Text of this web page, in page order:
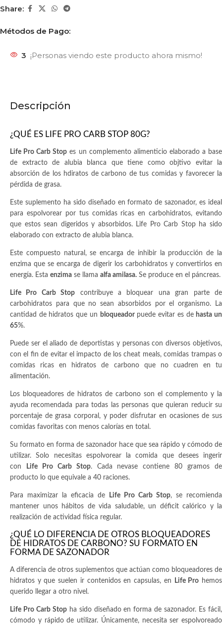
Share:
Métodos de Pago:
3 ¡Personas viendo este producto ahora mismo!
Descripción
¿QUÉ ES LIFE PRO CARB STOP 80G?
Life Pro Carb Stop es un complemento alimenticio elaborado a base
de extracto de alubia blanca que tiene como objtivo evitar la
absorción de los hdiratos de carbono de tus comidas y favorecer la
pérdida de grasa.
Este suplemento ha sido diseñado en formato de sazonador, es ideal
para espolvorear por tus comidas ricas en carbohidratos, evitando
que estos sean digeridos y absorbidos. Life Pro Carb Stop ha sido
elaborado con extracto de alubia blanca.
Este compuesto natural, se encarga de inhibir la producción de la
enzima que se encarga de digerir los carbohidratos y convertirlos en
energía. Esta enzima se llama alfa amilasa. Se produce en el páncreas.
Life Pro Carb Stop contribuye a bloquear una gran parte de
carbohidratos para que no sean absorbidos por el organismo. La
cantidad de hidratos que un bloqueadorpuede evitar es de hasta un
65%.
Puede ser el aliado de deportistas y personas con diversos objetivos,
con el fin de evitar el impacto de los cheat meals, comidas trampas o
comidas ricas en hidratos de carbono que no cuadren en tu
alimentación.
Los bloqueadores de hidratos de carbono son el complemento y la
ayuda recomendada para todas las personas que quieran reducir su
porcentaje de grasa corporal, y poder disfrutar en ocasiones de sus
comidas favoritas con menos calorías en total.
Su formato en forma de sazonador hace que sea rápido y cómodo de
utilizar. Solo necesitas espolvorear la comida que desees ingerir
con
Life Pro Carb Stop. Cada nevase contiene 80 gramos de
producto lo que equivale a 40 raciones.
Para maximizar la eficacia de Life Pro Carb Stop, se recomienda
mantener unos hábitos de vida saludable, un déficit calórico y la
realización de actividad física regular.
¿QUÉ LO DIFERENCIA DE OTROS BLOQUEADORES
DE HIDRATOS DE CARBONO? SU FORMATO EN
FORMA DE SAZONADOR
A diferencia de otros suplementos que actúan como bloqueadores de
hidratos y que suelen ir contenidos en capsulas, en
Life Pro hemos
querido llegar a otro nivel.
Life Pro Carb Stopha sido diseñado en forma de sazonador. Es fácil,
cómodo y rápido de utilizar. Únicamente, necesita ser espolvoreado